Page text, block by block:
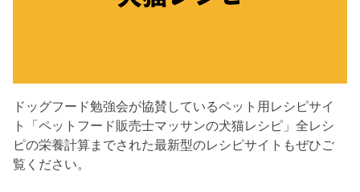
ドッグフード勉強会が協賛しているペット用レシピサイ
ト「ペットフード販売士マッサンの犬猫レシピ」全レシ
ピの栄養計算までされた最新型のレシピサイトもぜひご
覧ください。